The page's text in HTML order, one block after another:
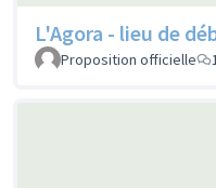
L'Agora - lieu de
Proposition officielle